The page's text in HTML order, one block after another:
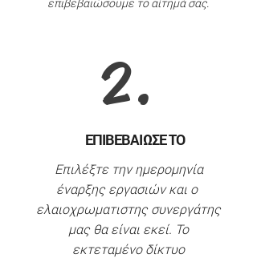
2.
ΕΠΙΒΕΒΑΙΩΣΕ ΤΟ
Επιλέξτε την ημερομηνία
έναρξης εργασιών και ο
ελαιοχρωματιστης συνεργάτης
μας θα είναι εκεί. Το
εκτεταμένο δίκτυο